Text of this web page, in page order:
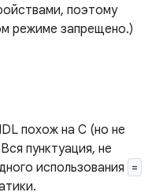
поэтому
режиме запрещено.)
похож на C (но не
пунктуация, не
использования =